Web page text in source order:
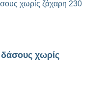
χωρίς